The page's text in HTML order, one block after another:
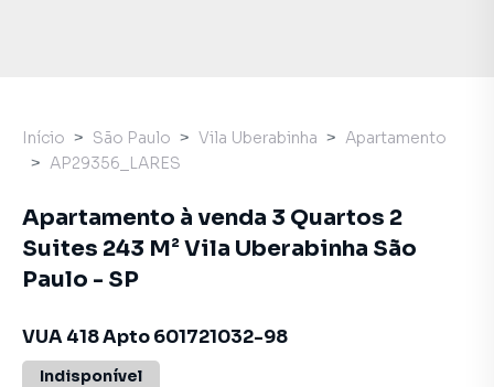
Início São Paulo Vila Uberabinha
Apartamento
AP29356_LARES
Apartamento à venda 3 Quartos 2
Suites 243 M² Vila Uberabinha São
Paulo - SP
VUA 418 Apto 601721032-98
Indisponível